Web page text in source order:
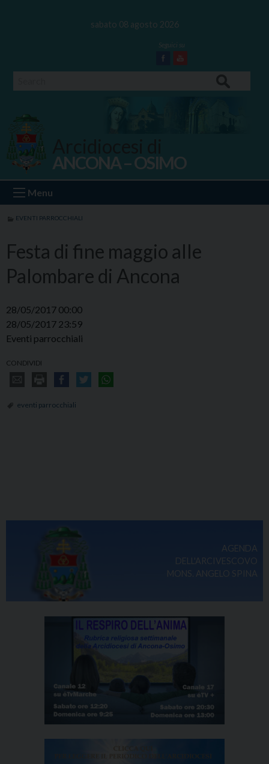
sabato 08 agosto 2026
Facebook
Youtube
Ancona Osimo
ANCONA – OSIMO
Menu
EVENTI PARROCCHIALI
Festa di fine maggio alle
Palombare di Ancona
28/05/2017 00:00
28/05/2017 23:59
Eventi parrocchiali
CONDIVIDI
eventi parrocchiali
AGENDA
DELL'ARCIVESCOVO
MONS. ANGELO SPINA